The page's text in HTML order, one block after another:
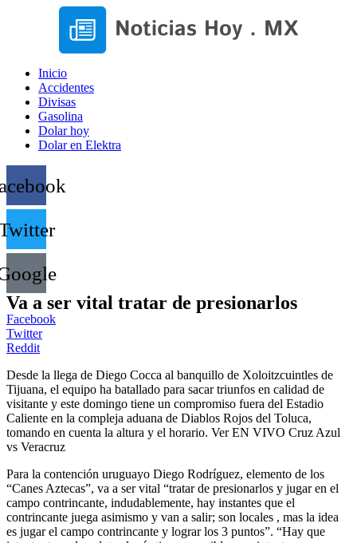
Inicio
Accidentes
Divisas
Gasolina
Dolar hoy
Dolar en Elektra
Va a ser vital tratar de presionarlos
Facebook
Twitter
Reddit
Desde la llega de Diego Cocca al banquillo de Xoloitzcuintles de
Tijuana, el equipo ha batallado para sacar triunfos en calidad de
visitante y este domingo tiene un compromiso fuera del Estadio
Caliente en la compleja aduana de Diablos Rojos del Toluca,
tomando en cuenta la altura y el horario. Ver EN VIVO Cruz Azul
vs Veracruz
Para la contención uruguayo Diego Rodríguez, elemento de los
“Canes Aztecas”, va a ser vital “tratar de presionarlos y jugar en el
campo contrincante, indudablemente, hay instantes que el
contrincante juega asimismo y van a salir; son locales , mas la idea
es jugar el campo contrincante y lograr los 3 puntos”. “Hay que